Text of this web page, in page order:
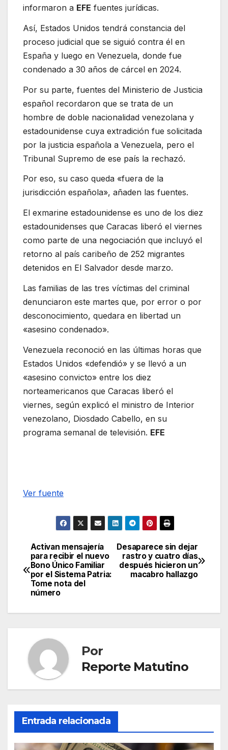
informaron a EFE fuentes jurídicas.
Así, Estados Unidos tendrá constancia del
proceso judicial que se siguió contra él en
España y luego en Venezuela, donde fue
condenado a 30 años de cárcel en 2024.
Por su parte, fuentes del Ministerio de Justicia
español recordaron que se trata de un
hombre de doble nacionalidad venezolana y
estadounidense cuya extradición fue solicitada
por la justicia española a Venezuela, pero el
Tribunal Supremo de ese país la rechazó.
Por eso, su caso queda «fuera de la
jurisdicción española», añaden las fuentes.
El exmarine estadounidense es uno de los diez
estadounidenses que Caracas liberó el viernes
como parte de una negociación que incluyó el
retorno al país caribeño de 252 migrantes
detenidos en El Salvador desde marzo.
Las familias de las tres víctimas del criminal
denunciaron este martes que, por error o por
desconocimiento, quedara en libertad un
«asesino condenado».
Venezuela reconoció en las últimas horas que
Estados Unidos «defendió» y se llevó a un
«asesino convicto» entre los diez
norteamericanos que Caracas liberó el
viernes, según explicó el ministro de Interior
venezolano, Diosdado Cabello, en su
programa semanal de televisión. EFE
Ver fuente
Navegación
de
entradas
Desaparece sin dejar
rastro y cuatro días
después hicieron un
macabro hallazgo
Activan mensajería
para recibir el nuevo
Bono Único Familiar
por el Sistema Patria:
Tome nota del
número
Por
Reporte Matutino
Entrada relacionada